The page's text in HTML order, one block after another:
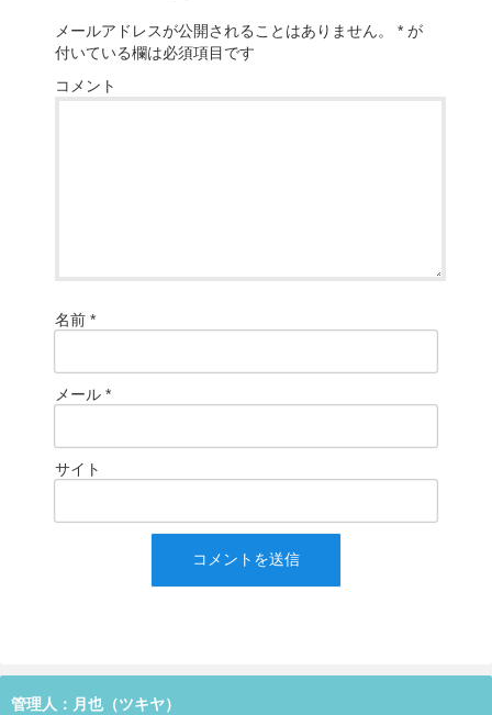
メールアドレスが公開されることはありません。 * が
付いている欄は必須項目です
コメント
名前 *
メール *
サイト
管理人：月也（ツキヤ）